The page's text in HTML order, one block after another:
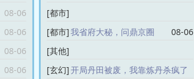
08-06
08-06
08-06
08-06
[都市]
你送我入狱，我带娃离婚你哭什么
[都市]我省府大秘，问鼎京圈
08-06
[其他]
我只想毁灭宗门，咋逆天成神了楚星河
[玄幻]开局丹田被废，我靠炼丹杀疯了